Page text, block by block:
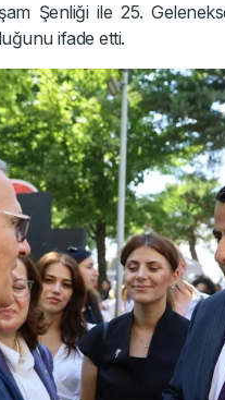
Şenliği ile 25.
ifade etti.